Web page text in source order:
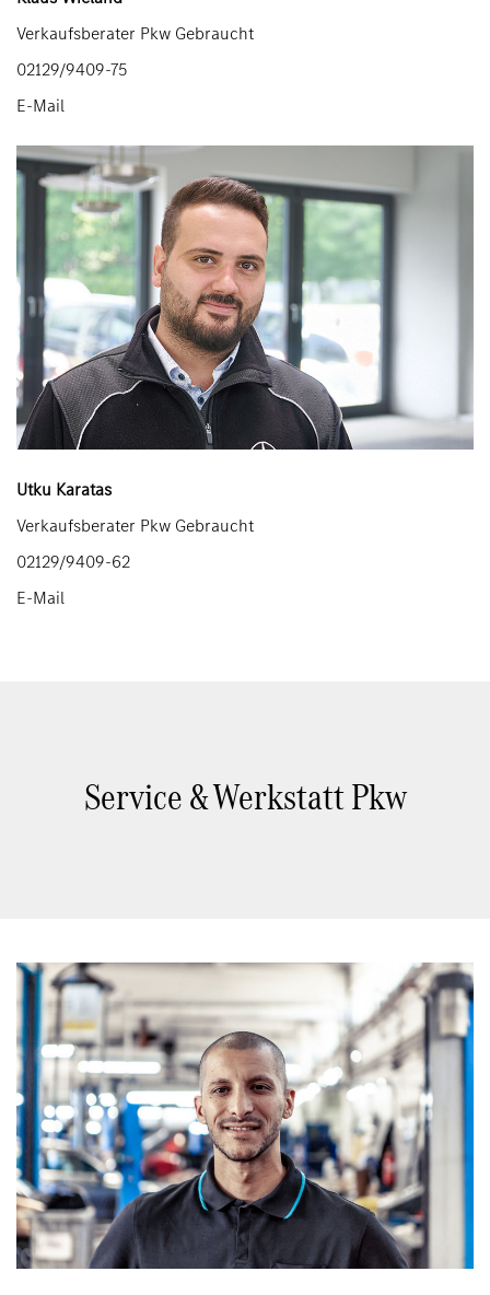
Verkaufsberater Pkw Gebraucht
02129/9409-75
E-Mail
Utku Karatas
Verkaufsberater Pkw Gebraucht
02129/9409-62
E-Mail
Service & Werkstatt Pkw